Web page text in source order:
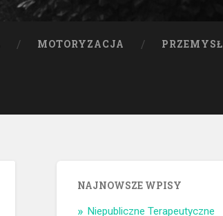
MOTORYZACJA PRZEMYSŁ
NAJNOWSZE WPISY
Niepubliczne Terapeutyczne